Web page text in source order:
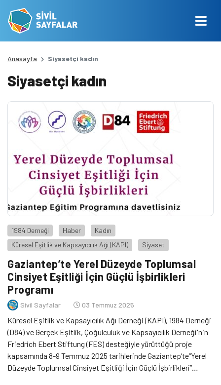
Anasayfa Siyasetçi kadın
Siyasetçi kadın
1984 Derneği Haber
Kadın
Küresel Eşitlik ve Kapsayıcılık Ağı (KAPI)
Siyaset
Gaziantep’te Yerel Düzeyde Toplumsal
Cinsiyet Eşitliği İçin Güçlü İşbirlikleri
Programı
Sivil Sayfalar 03 Temmuz 2025
Küresel Eşitlik ve Kapsayıcılık Ağı Derneği (KAPI), 1984 Derneği
(D84) ve Gerçek Eşitlik, Çoğulculuk ve Kapsayıcılık Derneği'nin
Friedrich Ebert Stiftung (FES) desteğiyle yürüttüğü proje
kapsamında 8-9 Temmuz 2025 tarihlerinde Gaziantep’te“Yerel
Düzeyde Toplumsal Cinsiyet Eşitliği İçin Güçlü İşbirlikleri”